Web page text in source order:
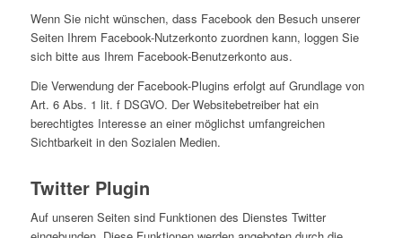
Wenn Sie nicht wünschen, dass Facebook den Besuch unserer
Seiten Ihrem Facebook-Nutzerkonto zuordnen kann, loggen Sie
sich bitte aus Ihrem Facebook-Benutzerkonto aus.
Die Verwendung der Facebook-Plugins erfolgt auf Grundlage von
Art. 6 Abs. 1 lit. f DSGVO. Der Websitebetreiber hat ein
berechtigtes Interesse an einer möglichst umfangreichen
Sichtbarkeit in den Sozialen Medien.
Twitter Plugin
Auf unseren Seiten sind Funktionen des Dienstes Twitter